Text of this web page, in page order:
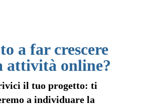
a far crescere
attività online?
il tuo progetto: ti
a individuare la